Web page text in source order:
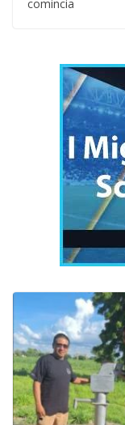
comincia